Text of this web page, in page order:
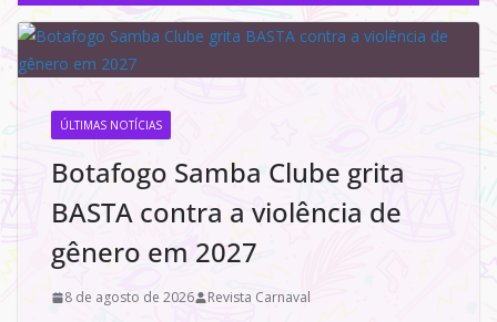
ÚLTIMAS NOTÍCIAS
Botafogo Samba Clube grita
BASTA contra a violência de
gênero em 2027
8 de agosto de 2026 Revista Carnaval